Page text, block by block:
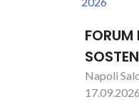
Napoli
17.09.2026